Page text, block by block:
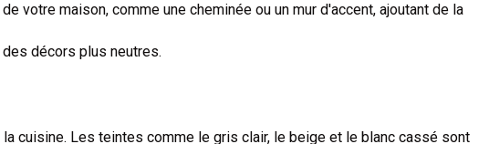
maison, comme une cheminée ou un mur d'accent, ajoutant de la
décors plus neutres.
cuisine. Les teintes comme le gris clair, le beige et le blanc cassé sont